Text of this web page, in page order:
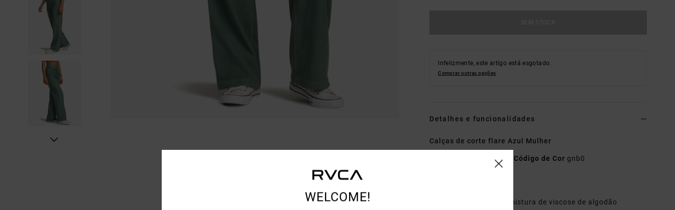
Infelizmente, este artigo está esgotado.
Comprar outras opções
Detalhes e funcionalidades
Calças de corte flare Azul Mulher
AVJNP00285 Código de Cor gnb0
Tecido de mistura de viscose de algodão
WELCOME!